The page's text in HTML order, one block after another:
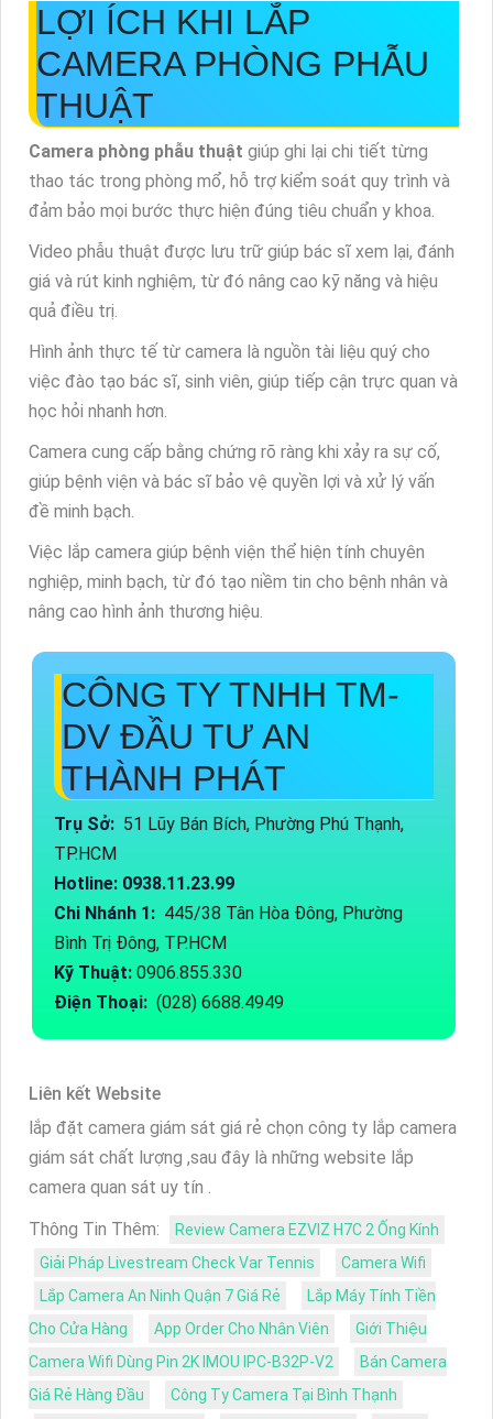
LỢI ÍCH KHI LẮP
CAMERA PHÒNG PHẪU
THUẬT
Camera phòng phẫu thuật giúp ghi lại chi tiết từng
thao tác trong phòng mổ, hỗ trợ kiểm soát quy trình và
đảm bảo mọi bước thực hiện đúng tiêu chuẩn y khoa.
Video phẫu thuật được lưu trữ giúp bác sĩ xem lại, đánh
giá và rút kinh nghiệm, từ đó nâng cao kỹ năng và hiệu
quả điều trị.
Hình ảnh thực tế từ camera là nguồn tài liệu quý cho
việc đào tạo bác sĩ, sinh viên, giúp tiếp cận trực quan và
học hỏi nhanh hơn.
Camera cung cấp bằng chứng rõ ràng khi xảy ra sự cố,
giúp bệnh viện và bác sĩ bảo vệ quyền lợi và xử lý vấn
đề minh bạch.
Việc lắp camera giúp bệnh viện thể hiện tính chuyên
nghiệp, minh bạch, từ đó tạo niềm tin cho bệnh nhân và
nâng cao hình ảnh thương hiệu.
CÔNG TY TNHH TM-
DV ĐẦU TƯ AN
THÀNH PHÁT
Trụ Sở: 51 Lũy Bán Bích, Phường Phú Thạnh,
TP.HCM
Hotline: 0938.11.23.99
Chi Nhánh 1: 445/38 Tân Hòa Đông, Phường
Bình Trị Đông, TP.HCM
Kỹ Thuật: 0906.855.330
Điện Thoại: (028) 6688.4949
Liên kết Website
lắp đặt camera giám sát giá rẻ chọn công ty lắp camera
giám sát chất lượng ,sau đây là những website lắp
camera quan sát uy tín .
Thông Tin Thêm:
Review Camera EZVIZ H7C 2 Ống Kính
Giải Pháp Livestream Check Var Tennis
Camera Wifi
Lắp Camera An Ninh Quận 7 Giá Rẻ
Lắp Máy Tính Tiền
Cho Cửa Hàng
App Order Cho Nhân Viên
Giới Thiệu
Camera Wifi Dùng Pin 2K IMOU IPC-B32P-V2
Bán Camera
Giá Rẻ Hàng Đầu
Công Ty Camera Tại Bình Thạnh